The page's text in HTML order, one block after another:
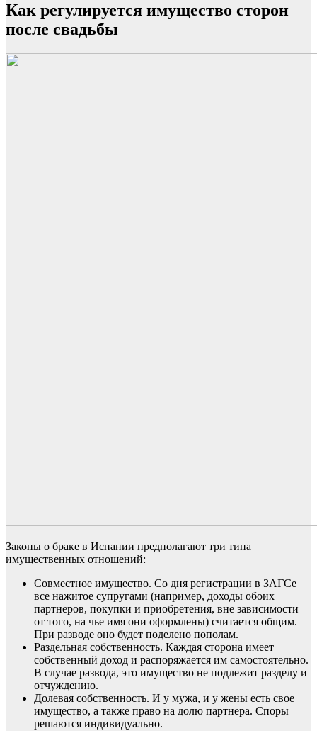
Как регулируется имущество сторон
после свадьбы
Законы о браке в Испании предполагают три типа
имущественных отношений:
Совместное имущество. Со дня регистрации в ЗАГСе
все нажитое супругами (например, доходы обоих
партнеров, покупки и приобретения, вне зависимости
от того, на чье имя они оформлены) считается общим.
При разводе оно будет поделено пополам.
Раздельная собственность. Каждая сторона имеет
собственный доход и распоряжается им самостоятельно.
В случае развода, это имущество не подлежит разделу и
отчуждению.
Долевая собственность. И у мужа, и у жены есть свое
имущество, а также право на долю партнера. Споры
решаются индивидуально.